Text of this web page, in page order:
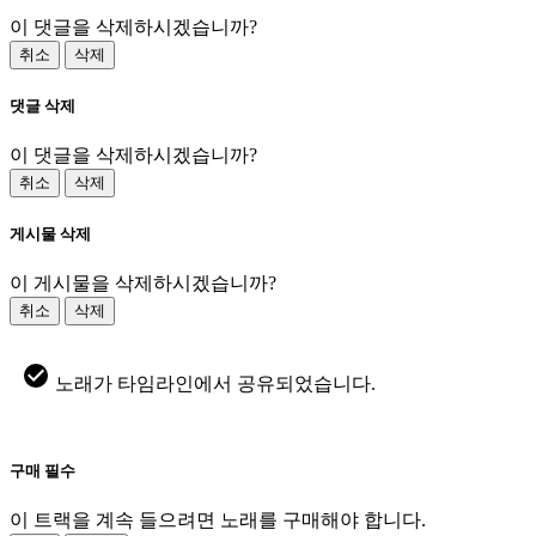
이 댓글을 삭제하시겠습니까?
취소 삭제
댓글 삭제
이 댓글을 삭제하시겠습니까?
취소 삭제
게시물 삭제
이 게시물을 삭제하시겠습니까?
취소 삭제
노래가 타임라인에서 공유되었습니다.
구매 필수
이 트랙을 계속 들으려면 노래를 구매해야 합니다.